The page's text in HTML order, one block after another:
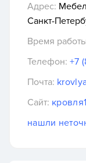
Адрес:
Санкт-
Время
Телефон: +7
Почта:
Сайт:
нашли